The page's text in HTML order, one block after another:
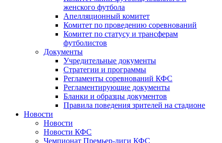
женского футбола
Апелляционный комитет
Комитет по проведению соревнований
Комитет по статусу и трансферам
футболистов
Документы
Учредительные документы
Стратегии и программы
Регламенты соревнований КФС
Регламентирующие документы
Бланки и образцы документов
Правила поведения зрителей на стадионе
Новости
Новости
Новости КФС
Чемпионат Премьер-лиги КФС